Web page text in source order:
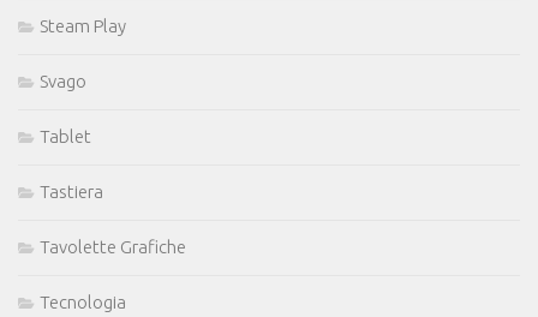
Steam Play
Svago
Tablet
Tastiera
Tavolette Grafiche
Tecnologia